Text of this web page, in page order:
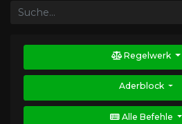
Regelwerk
Aderblock
Alle Befehle